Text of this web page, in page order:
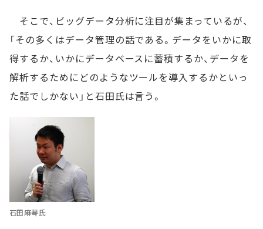
そこで、ビッグデータ分析に注目が集まっているが、
「その多くはデータ管理の話である。データをいかに取
得するか、いかにデータベースに蓄積するか、データを
解析するためにどのようなツールを導入するかといっ
た話でしかない」と石田氏は言う。
石田麻琴氏